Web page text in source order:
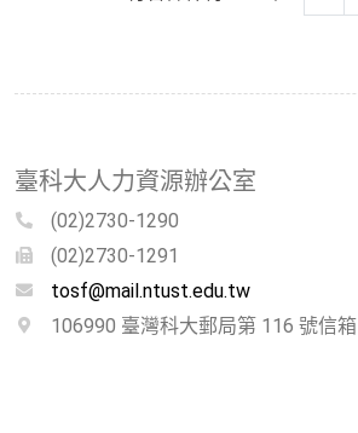
臺科大人力資源辦公室
(02)2730-1290
(02)2730-1291
tosf@mail.ntust.edu.tw
106990 臺灣科大郵局第 116 號信箱